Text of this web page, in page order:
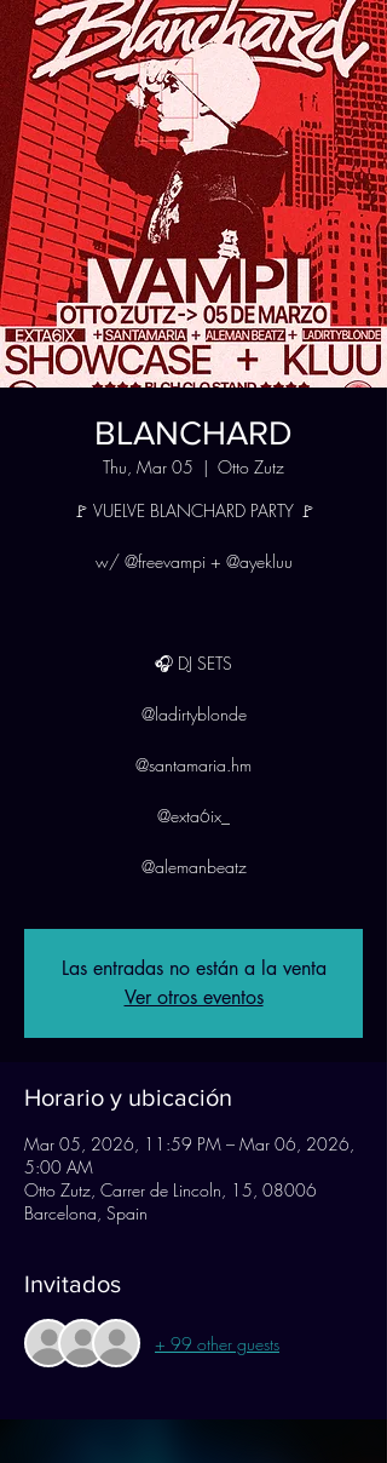
BLANCHARD
Thu, Mar 05
  |
Otto Zutz
🚩 VUELVE BLANCHARD PARTY 🚩
w/ @freevampi + @ayekluu
🎧 DJ SETS
@ladirtyblonde
@santamaria.hm
@exta6ix_
@alemanbeatz
Las entradas no están a la venta
Ver otros eventos
Horario y ubicación
Mar 05, 2026, 11:59 PM – Mar 06, 2026,
5:00 AM
Otto Zutz, Carrer de Lincoln, 15, 08006
Barcelona, Spain
Invitados
+ 99 other guests